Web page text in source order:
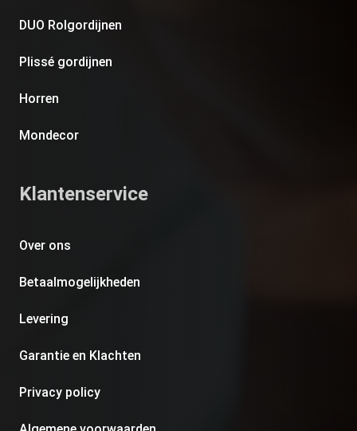
DUO Rolgordijnen
Plissé gordijnen
Horren
Mondecor
Klantenservice
Over ons
Betaalmogelijkheden
Levering
Garantie en Klachten
Privacy policy